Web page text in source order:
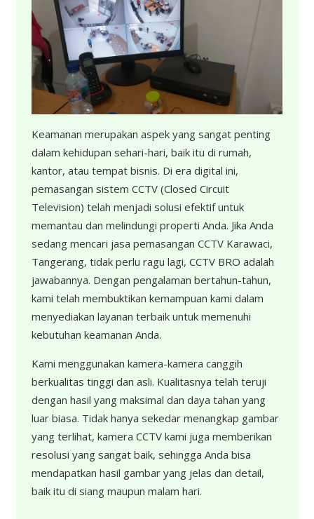
Keamanan merupakan aspek yang sangat penting
dalam kehidupan sehari-hari, baik itu di rumah,
kantor, atau tempat bisnis. Di era digital ini,
pemasangan sistem CCTV (Closed Circuit
Television) telah menjadi solusi efektif untuk
memantau dan melindungi properti Anda. Jika Anda
sedang mencari jasa pemasangan CCTV Karawaci,
Tangerang, tidak perlu ragu lagi, CCTV BRO adalah
jawabannya. Dengan pengalaman bertahun-tahun,
kami telah membuktikan kemampuan kami dalam
menyediakan layanan terbaik untuk memenuhi
kebutuhan keamanan Anda.
Kami menggunakan kamera-kamera canggih
berkualitas tinggi dan asli. Kualitasnya telah teruji
dengan hasil yang maksimal dan daya tahan yang
luar biasa. Tidak hanya sekedar menangkap gambar
yang terlihat, kamera CCTV kami juga memberikan
resolusi yang sangat baik, sehingga Anda bisa
mendapatkan hasil gambar yang jelas dan detail,
baik itu di siang maupun malam hari.